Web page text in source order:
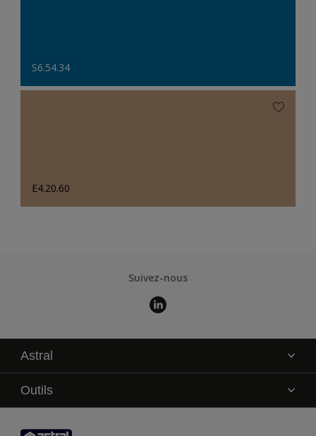
S6.54.34
E4.20.60
Suivez-nous
Astral
La marque
Service technique
Contact
Outils